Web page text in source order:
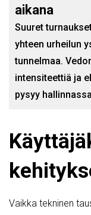
aikana
Suuret
yhteen urheilun
tunnelmaa.
intensiteettiä ja
pysyy
Vaikka tekninen